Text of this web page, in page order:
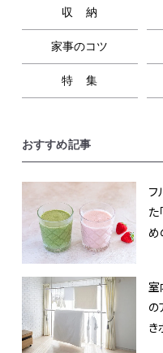
収納
家事のコツ
特集
おすすめ記事
フ
た
め
室
の
き